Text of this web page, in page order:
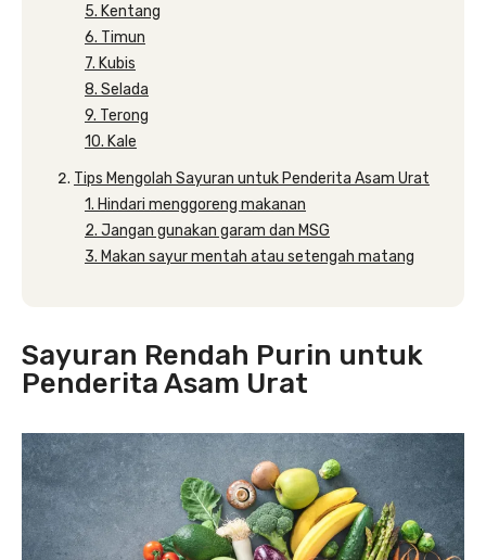
5. Kentang
6. Timun
7. Kubis
8. Selada
9. Terong
10. Kale
Tips Mengolah Sayuran untuk Penderita Asam Urat
1. Hindari menggoreng makanan
2. Jangan gunakan garam dan MSG
3. Makan sayur mentah atau setengah matang
Sayuran Rendah Purin untuk
Penderita Asam Urat